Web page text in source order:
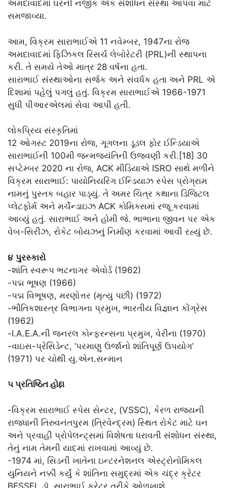
અમદાવાદમાં ઘરની નજીક એક સંશોધન સંસ્થા આપવા માટે
સમજાવ્યા.
આમ, વિક્રમ સારાભાઈએ 11 નવેમ્બર, 1947ના રોજ
અમદાવાદમાં ફિઝિકલ રિસર્ચ લેબોરેટરી (PRL)ની સ્થાપના
કરી. તે સમયે તેઓ માત્ર 28 વર્ષના હતા.
સારાભાઈ સંસ્થાઓના સર્જક અને સંવર્ધક હતા અને PRL એ
દિશામાં પહેલું પગલું હતું. વિક્રમ સારાભાઈએ 1966-1971
સુધી પીઆરએલમાં સેવા આપી હતી.
લોકપ્રિય સંસ્કૃતિમાં
12 ઓગસ્ટ 2019ના રોજ, ગૂગલના ડૂડલ ફોર ઈન્ડિયાએ
સારાભાઈની 100મી જન્મજયંતિની ઉજવણી કરી.[18] 30
સપ્ટેમ્બર 2020 ના રોજ, ACK મીડિયાએ ISRO સાથે મળીને
વિક્રમ સારાભાઈ: પાયોનિયરિંગ ઈન્ડિયાઝ સ્પેસ પ્રોગ્રામ
નામનું પુસ્તક બહાર પાડ્યું. તે અમર ચિત્ર કથાના ડિજિટલ
પ્લેટફોર્મ અને મર્ચેન્ડાઇઝ ACK કોમિક્સમાં રજૂ કરવામાં
આવ્યું હતું. સારાભાઈ અને હોમી જે. ભાભાના જીવન પર એક
વેબ-સિરીઝ, રોકેટ બોયઝનું નિર્માણ કરવામાં આવી રહ્યું છે.
૪ પુરસ્કારો
-શાંતિ સ્વરૂપ ભટનાગર એવોર્ડ (1962)
-પદ્મ ભૂષણ (1966)
-પદ્મ વિભૂષણ, મરણોત્તર (મૃત્યુ પછી) (1972)
-ભૌતિકશાસ્ત્ર વિભાગના પ્રમુખ, ભારતીય વિજ્ઞાન કોંગ્રેસ
(1962)
-I.A.E.A.ની જનરલ કોન્ફરન્સના પ્રમુખ, વેરીના (1970)
-વાઇસ-પ્રેસિડેન્ટ, ‘પરમાણુ ઉર્જાનો શાંતિપૂર્ણ ઉપયોગ’
(1971) પર ચોથી યુ.એન.સન્માન
૫ પ્રતિષ્ઠિત હોદ્દા
-વિક્રમ સારાભાઈ સ્પેસ સેન્ટર, (VSSC), કેરળ રાજ્યની
રાજધાની તિરુવનંતપુરમ (ત્રિવેન્દ્રમ) સ્થિત રોકેટ માટે ઘન
અને પ્રવાહી પ્રોપેલન્ટ્સમાં વિશેષતા ધરાવતી સંશોધન સંસ્થા,
તેનું નામ તેમની યાદમાં રાખવામાં આવ્યું છે.
-1974 માં, સિડની ખાતેના ઇન્ટરનેશનલ એસ્ટ્રોનોમિકલ
યુનિયને નક્કી કર્યું કે શાંતિના સમુદ્રમાં એક ચંદ્ર ક્રેટર
BESSEL ડૉ. સારાભાઈ ક્રેટર તરીકે ઓળખાશે.